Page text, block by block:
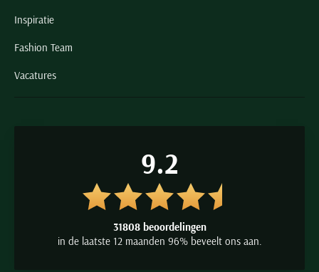
Inspiratie
Fashion Team
Vacatures
9.2
31808 beoordelingen
in de laatste 12 maanden 96% beveelt ons aan.